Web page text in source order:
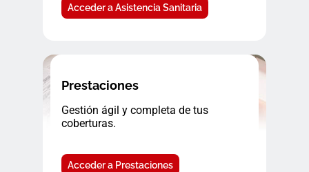
Acceder a Asistencia Sanitaria
Prestaciones
Gestión ágil y completa de tus
coberturas.
Acceder a Prestaciones